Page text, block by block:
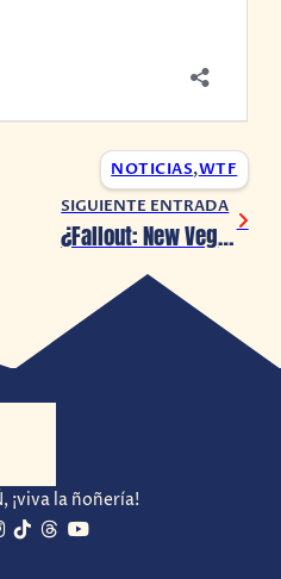
NOTICIAS,WTF
SIGUIENTE ENTRADA
¿Fallout: New Vegas 2 podría ser una realidad tras la compra de Xbox?
¡viva la ñoñería!